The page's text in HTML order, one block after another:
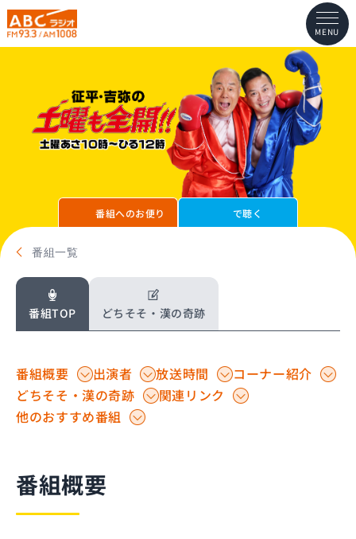
MENU
番組へのお便り で聴く
番組一覧
番組TOP どちそそ・漢の奇跡
番組概要 出演者 放送時間
コーナー紹介
どちそそ・漢の奇跡
関連リンク
他のおすすめ番組
番組概要